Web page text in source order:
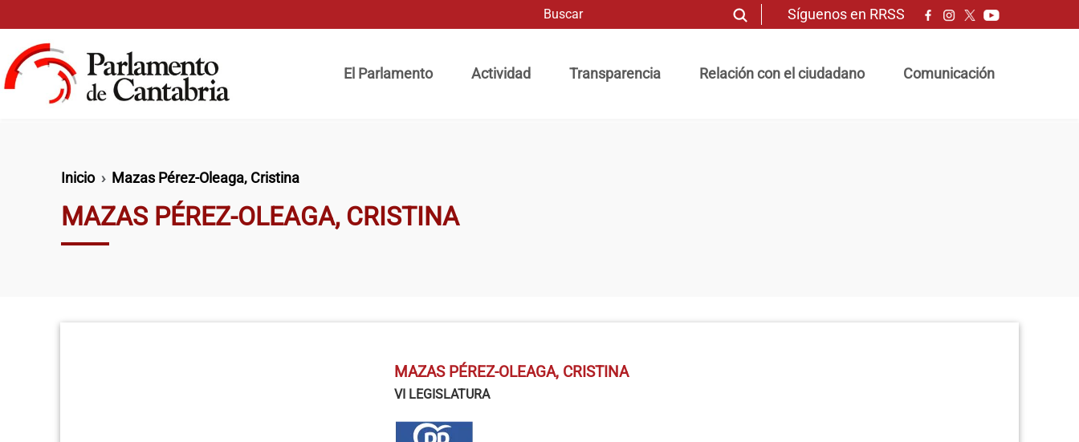
Síguenos en RRSS
El Parlamento
Actividad Transparencia Relación con el ciudadano Comunicación
Ruta de navegación
Inicio Mazas Pérez-Oleaga, Cristina
MAZAS PÉREZ-OLEAGA, CRISTINA
MAZAS PÉREZ-OLEAGA, CRISTINA
VI LEGISLATURA